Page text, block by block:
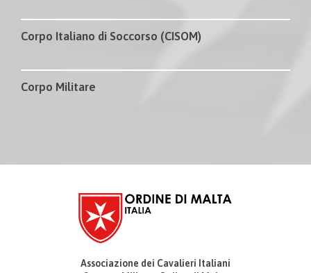
Corpo Italiano di Soccorso (CISOM)
Corpo Militare
Associazione dei Cavalieri Italiani